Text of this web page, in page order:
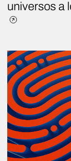
universos a